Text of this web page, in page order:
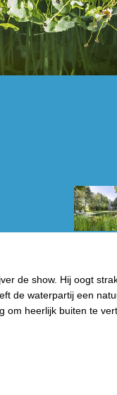
de show. Hij oogt
de waterpartij een
om heerlijk buiten te